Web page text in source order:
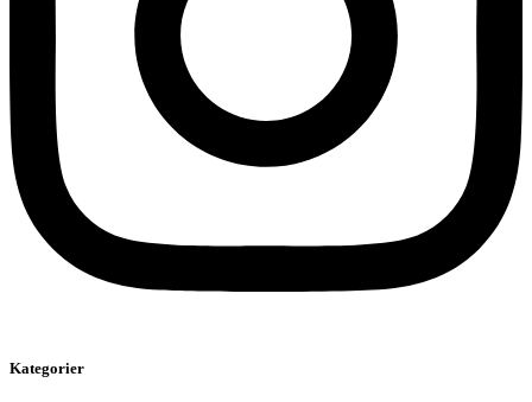
Kategorier